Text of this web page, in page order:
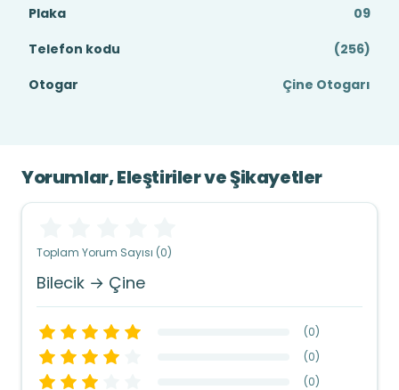
Plaka
09
Telefon kodu
(256)
Otogar
Çine Otogarı
Yorumlar, Eleştiriler ve Şikayetler
Toplam Yorum Sayısı (0)
Bilecik → Çine
(0)
(0)
(0)